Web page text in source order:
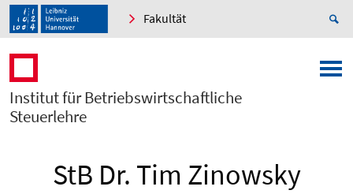
Fakultät
Institut für Betriebswirtschaftliche
Steuerlehre
StB Dr. Tim Zinowsky